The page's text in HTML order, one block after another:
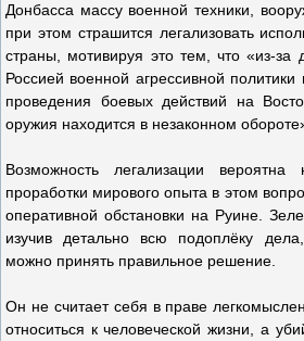
Донбасса массу военной техники,
при этом страшится легализовать
страны, мотивируя это тем, что «из-за
Россией военной агрессивной
проведения боевых действий на
оружия находится в незаконном
Возможность легализации
проработки мирового опыта в этом
оперативной обстановки на Руине.
изучив детально всю подоплёку
можно принять правильное решение.
Он не считает себя в праве
относиться к человеческой жизни, а